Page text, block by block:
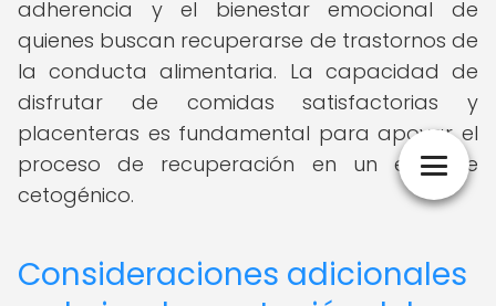
adherencia y el bienestar emocional de
quienes buscan recuperarse de trastornos de
la conducta alimentaria. La capacidad de
disfrutar de comidas satisfactorias y
placenteras es fundamental para apoyar el
proceso de recuperación en un enfoque
cetogénico.
Consideraciones adicionales